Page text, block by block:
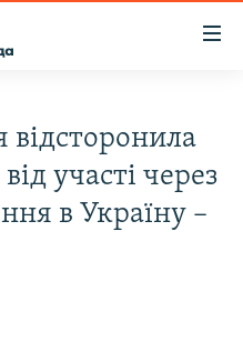
відсторонила
участі через
в Україну –